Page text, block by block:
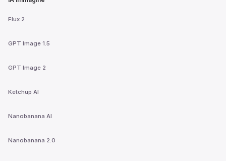
Flux 2
GPT Image 1.5
GPT Image 2
Ketchup AI
Nanobanana AI
Nanobanana 2.0